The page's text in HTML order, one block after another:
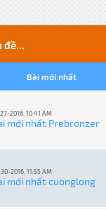
đề...
Bài mới nhất
2016, 10:41 AM
mới nhất: Prebronzer
2016, 11:55 AM
mới nhất:cuonglong